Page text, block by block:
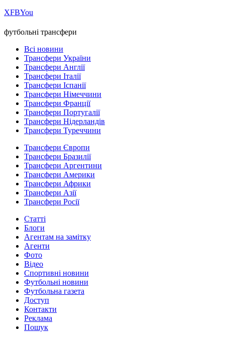
ХFBYou
футбольні трансфери
Всі новини
Трансфери України
Трансфери Англії
Трансфери Італії
Трансфери Іспанії
Трансфери Німеччини
Трансфери Франції
Трансфери Португалії
Трансфери Нідерландів
Трансфери Туреччини
Трансфери Європи
Трансфери Бразилії
Трансфери Аргентини
Трансфери Америки
Трансфери Африки
Трансфери Азії
Трансфери Росії
Статті
Блоги
Агентам на замітку
Агенти
Фото
Відео
Спортивні новини
Футбольні новини
Футбольна газета
Доступ
Контакти
Реклама
Пошук